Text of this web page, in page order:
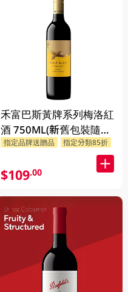
禾富巴斯黃牌系列梅洛紅
酒 750ML(新舊包裝隨機
發貨)
指定品牌送贈品 指定分類85折
$109.00